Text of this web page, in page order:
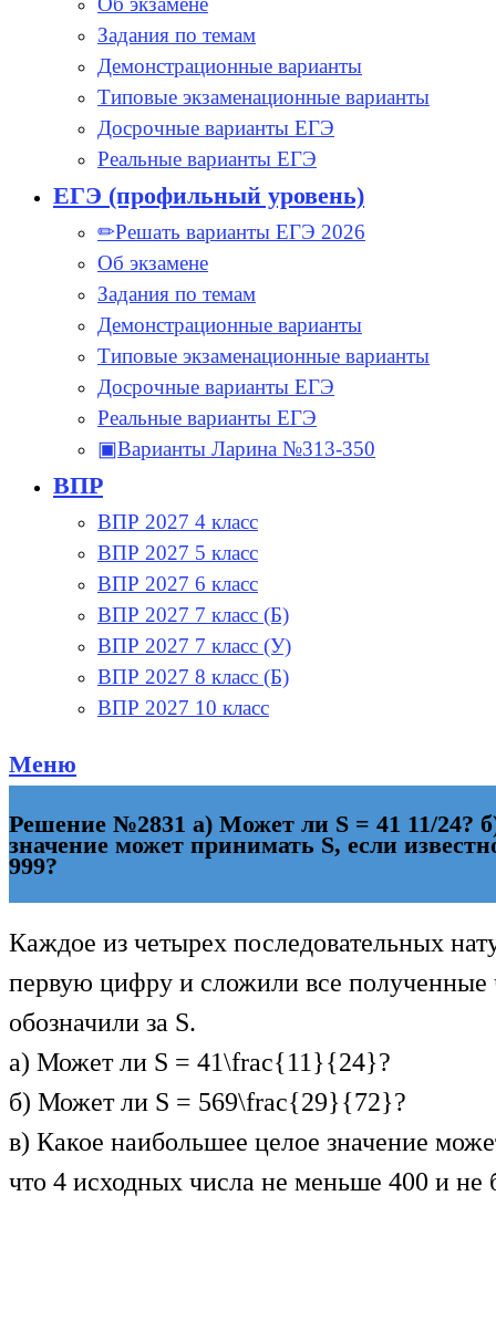
Задания по темам
Демонстрационные варианты
Типовые экзаменационные варианты
Досрочные варианты ЕГЭ
Реальные варианты ЕГЭ
ЕГЭ (профильный уровень)
✏Решать варианты ЕГЭ 2026
Об экзамене
Задания по темам
Демонстрационные варианты
Типовые экзаменационные варианты
Досрочные варианты ЕГЭ
Реальные варианты ЕГЭ
▣Варианты Ларина №313-350
ВПР
ВПР 2027 4 класс
ВПР 2027 5 класс
ВПР 2027 6 класс
ВПР 2027 7 класс (Б)
ВПР 2027 7 класс (У)
ВПР 2027 8 класс (Б)
ВПР 2027 10 класс
Меню
Решение №2831 а) Может ли S = 41 11/24?
значение может принимать S, если
999?
Каждое из четырех последовательных
первую цифру и сложили все
обозначили за S.
а) Может ли S = 41\frac{11}{24}?
б) Может ли S = 569\frac{29}{72}?
в) Какое наибольшее целое значение
что 4 исходных числа не меньше 400 и не